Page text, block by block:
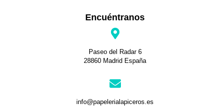
Encuéntranos
Paseo del Radar 6
28860 Madrid España
info@papelerialapiceros.es